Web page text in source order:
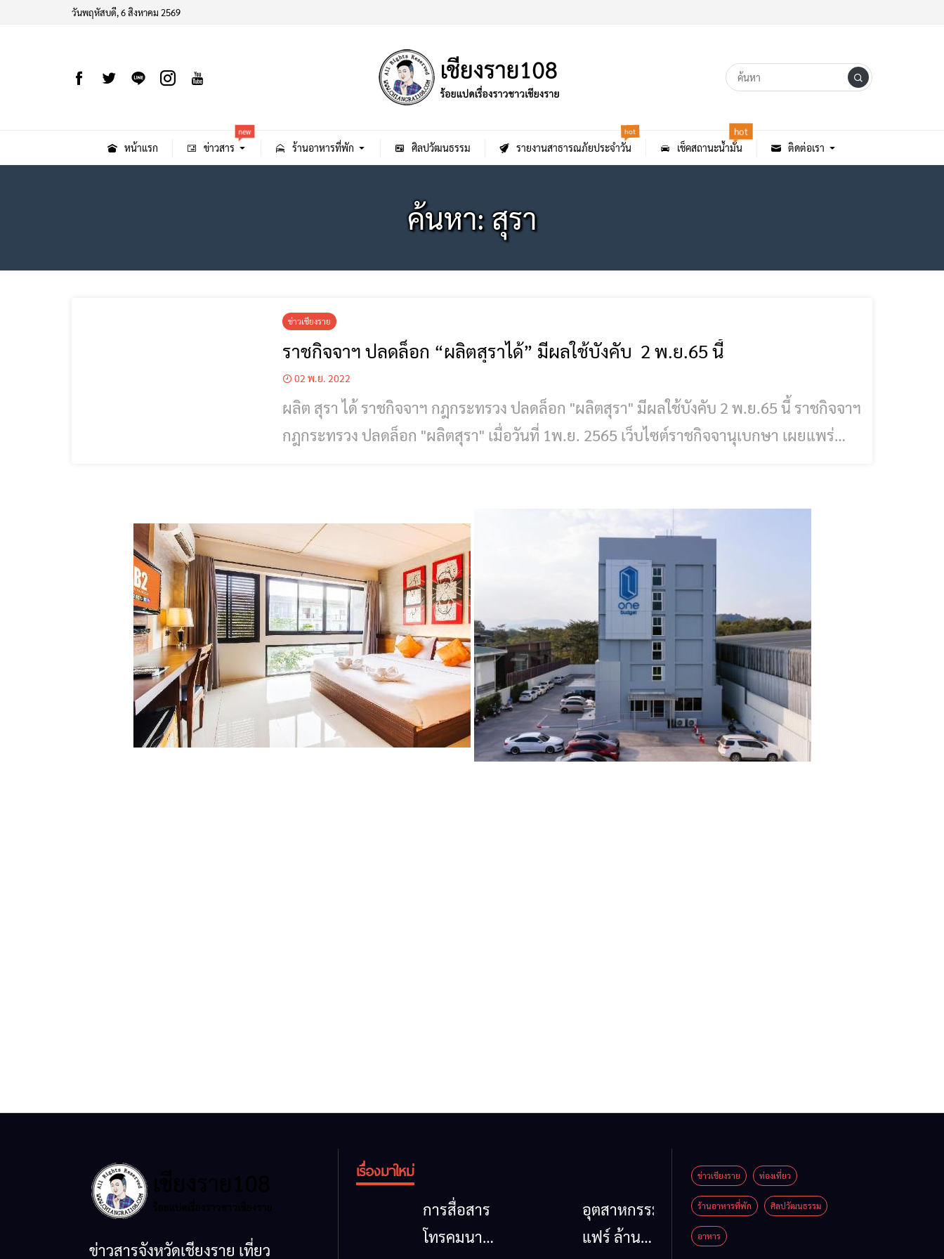
วันพฤหัสบดี, 6 สิงหาคม 2569
หน้าแรก ข่าวสาร
new
ร้านอาหารที่พัก ศิลปวัฒนธรรม รายงานสาธารณภัยประจำวัน
hot
เช็คสถานะน้ำมัน
hot
ติดต่อเรา
ค้นหา: สุรา
ข่าวเชียงราย
ราชกิจจาฯ ปลดล็อก “ผลิตสุราได้” มีผลใช้บังคับ 2 พ.ย.65 นี้
02 พ.ย. 2022
ผลิต สุรา ได้ ราชกิจจาฯ กฎกระทรวง ปลดล็อก "ผลิตสุรา" มีผลใช้บังคับ 2 พ.ย.65 นี้ ราชกิจจาฯ
กฎกระทรวง ปลดล็อก "ผลิตสุรา" เมื่อวันที่ 1พ.ย. 2565 เว็บไซต์ราชกิจจานุเบกษา เผยแพร่
ข่าวสารจังหวัดเชียงราย เที่ยว
เรื่องมาใหม่
การสื่อสาร
โทรคมนาคม
อุตสาหกรรม
แฟร์ ล้าน
ข่าวเชียงราย ท่องเที่ยว
ร้านอาหารที่พัก ศิลปวัฒนธรรม
อาหาร